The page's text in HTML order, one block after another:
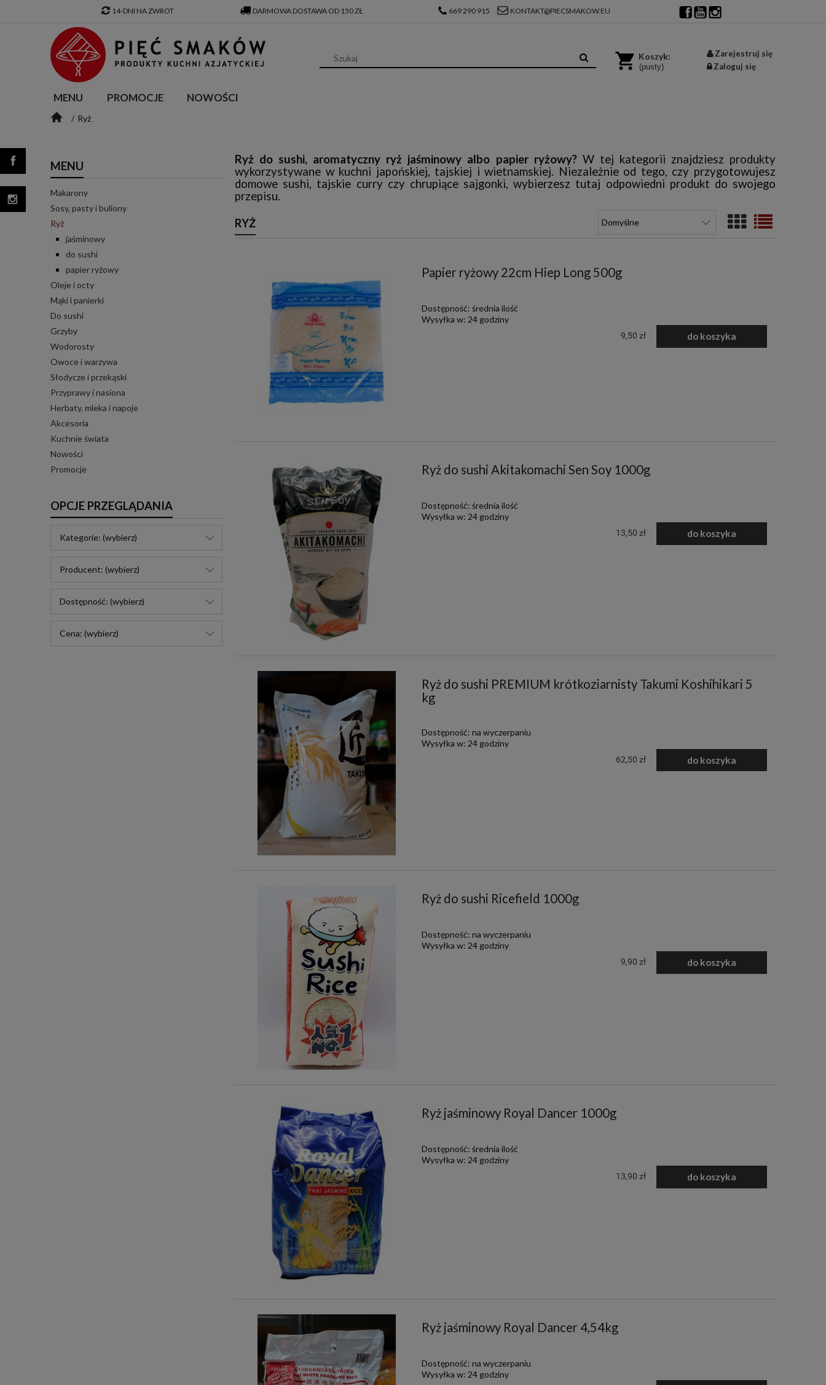
Zarejestruj się
Zaloguj się
Koszyk:
(pusty)
MENU PROMOCJE NOWOŚCI
Ryż
14-DNI NA ZWROT DARMOWA DOSTAWA OD 150 ZŁ 669 290 915 KONTAKT@PIECSMAKOW.EU
MENU
Makarony
Sosy, pasty i buliony
Ryż
jaśminowy
do sushi
papier ryżowy
Oleje i octy
Mąki i panierki
Do sushi
Grzyby
Wodorosty
Owoce i warzywa
Słodycze i przekąski
Przyprawy i nasiona
Herbaty, mleka i napoje
Akcesoria
Kuchnie świata
Nowości
Promocje
OPCJE PRZEGLĄDANIA
Kategorie: (wybierz)
Producent: (wybierz)
Dostępność: (wybierz)
Cena: (wybierz)
Ryż do sushi, aromatyczny ryż jaśminowy albo papier ryżowy?W tej kategorii znajdziesz produkty
wykorzystywane w kuchni japońskiej, tajskiej i wietnamskiej. Niezależnie od tego, czy przygotowujesz
domowe sushi, tajskie curry czy chrupiące sajgonki, wybierzesz tutaj odpowiedni produkt do swojego
przepisu.
RYŻ
Papier ryżowy 22cm Hiep Long 500g
Dostępność: średnia ilość
Wysyłka w: 24 godziny
9,50 zł do koszyka
Ryż do sushi Akitakomachi Sen Soy 1000g
Dostępność: średnia ilość
Wysyłka w: 24 godziny
13,50 zł do koszyka
Ryż do sushi PREMIUM krótkoziarnisty Takumi Koshihikari 5
kg
Dostępność: na wyczerpaniu
Wysyłka w: 24 godziny
62,50 zł do koszyka
Ryż do sushi Ricefield 1000g
Dostępność: na wyczerpaniu
Wysyłka w: 24 godziny
9,90 zł do koszyka
Ryż jaśminowy Royal Dancer 1000g
Dostępność: średnia ilość
Wysyłka w: 24 godziny
13,90 zł do koszyka
Ryż jaśminowy Royal Dancer 4,54kg
Dostępność: na wyczerpaniu
Wysyłka w: 24 godziny